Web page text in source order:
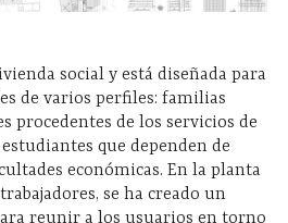
social y está diseñada para
de varios perfiles: familias
procedentes de los servicios de
que dependen de
económicas. En la planta
se ha creado un
reunir a los usuarios en torno